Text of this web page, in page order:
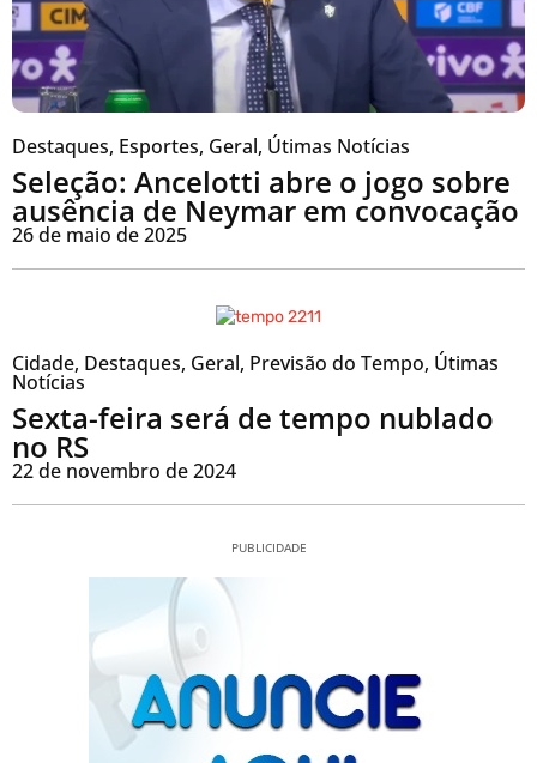
Destaques, Esportes, Geral, Útimas Notícias
Seleção: Ancelotti abre o jogo sobre
ausência de Neymar em convocação
26 de maio de 2025
Cidade, Destaques, Geral, Previsão do Tempo, Útimas
Notícias
Sexta-feira será de tempo nublado
no RS
22 de novembro de 2024
PUBLICIDADE